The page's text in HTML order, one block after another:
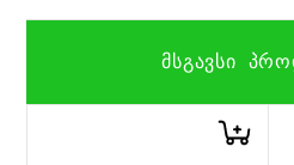
ᲛᲡᲒᲐᲕᲡᲘ